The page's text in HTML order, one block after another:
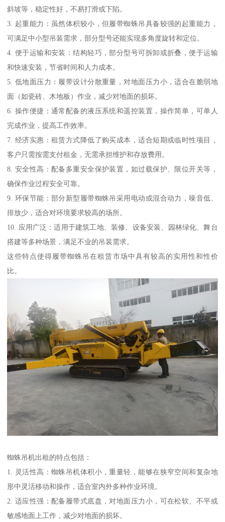
斜坡等，稳定性好，不易打滑或下陷。
3. 起重能力：虽然体积较小，但履带蜘蛛吊具备较强的起重能力，
可满足中小型吊装需求，部分型号还能实现多角度旋转和定位。
4. 便于运输和安装：结构轻巧，部分型号可拆卸或折叠，便于运输
和快速安装，节省时间和人力成本。
5. 低地面压力：履带设计分散重量，对地面压力小，适合在脆弱地
面（如瓷砖、木地板）作业，减少对地面的损坏。
6. 操作便捷：通常配备的液压系统和遥控装置，操作简单，可单人
完成作业，提高工作效率。
7. 经济实惠：租赁方式降低了购买成本，适合短期或临时性项目，
客户只需按需支付租金，无需承担维护和存放费用。
8. 安全性高：配备多重安全保护装置，如过载保护、限位开关等，
确保作业过程安全可靠。
9. 环保节能：部分新型履带蜘蛛吊采用电动或混合动力，噪音低、
排放少，适合对环境要求较高的场所。
10. 应用广泛：适用于建筑工地、装修、设备安装、园林绿化、舞台
搭建等多种场景，满足不业的吊装需求。
这些特点使得履带蜘蛛吊在租赁市场中具有较高的实用性和性价
比。
蜘蛛吊机出租的特点包括：
1. 灵活性高：蜘蛛吊机体积小，重量轻，能够在狭窄空间和复杂地
形中灵活移动和操作，适合室内外多种作业环境。
2. 适应性强：配备履带式底盘，对地面压力小，可在松软、不平或
敏感地面上工作，减少对地面的损坏。